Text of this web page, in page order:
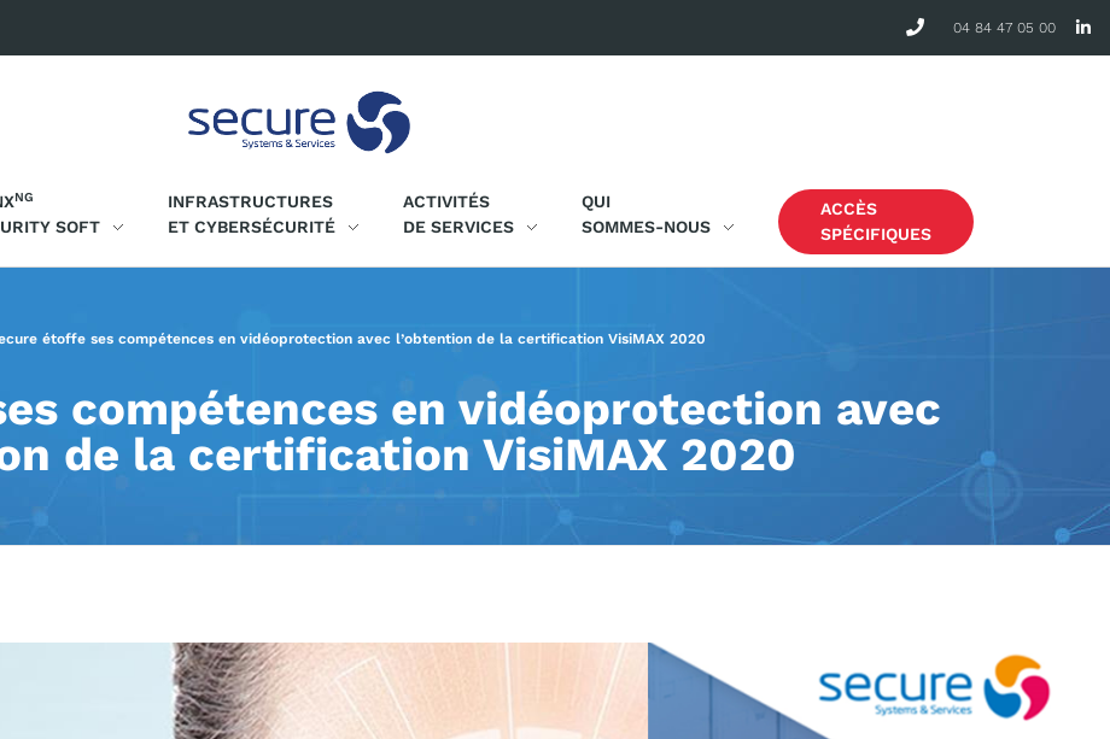
04 84 47 05 00
NG
SOFT
INFRASTRUCTURES
ET CYBERSÉCURITÉ
ACTIVITÉS
DE SERVICES
QUI
SOMMES-NOUS
ACCÈS
SPÉCIFIQUES
étoffe ses compétences en vidéoprotection avec l’obtention de la certification VisiMAX 2020
compétences en vidéoprotection avec
de la certification VisiMAX 2020